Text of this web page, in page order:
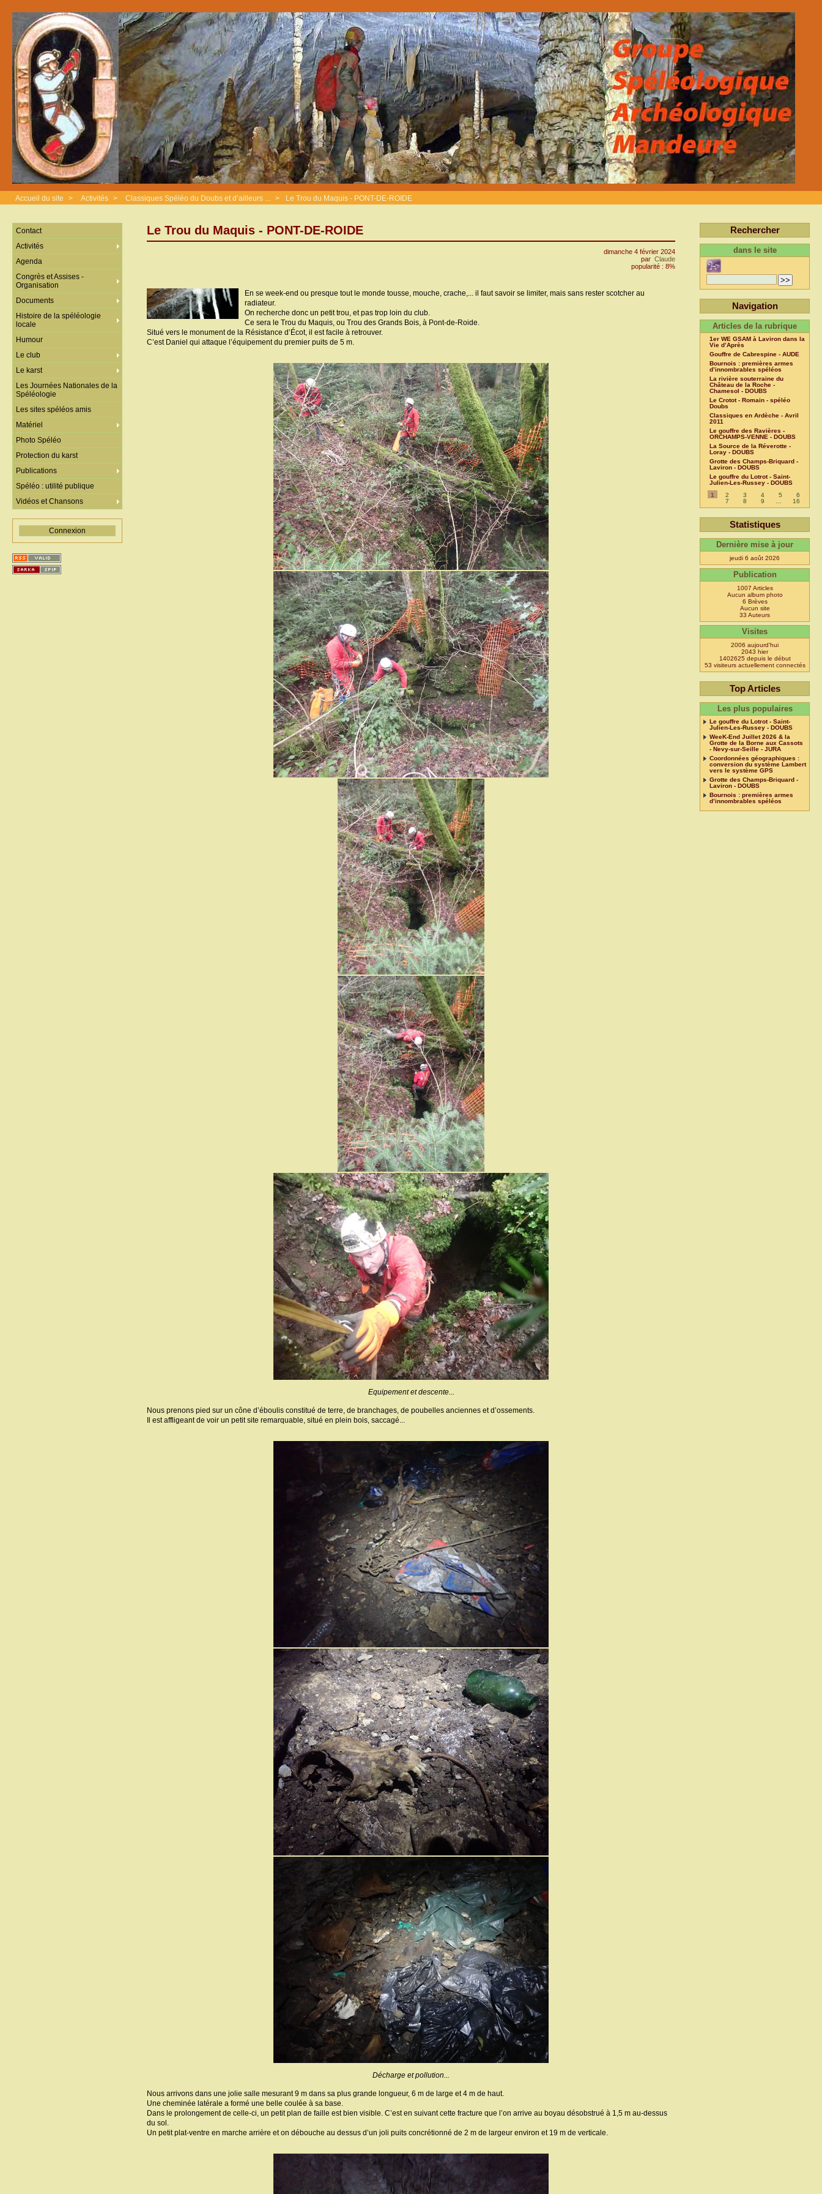
Accueil du site > Activités > Classiques Spéléo du Doubs et d’ailleurs ... > Le Trou du Maquis - PONT-DE-ROIDE
Le Trou du Maquis - PONT-DE-ROIDE
dimanche 4 février 2024
par Claude
popularité : 8%
En se week-end ou presque tout le monde tousse, mouche, crache,... il faut savoir se limiter, mais sans rester scotcher au
radiateur.
On recherche donc un petit trou, et pas trop loin du club.
Ce sera le Trou du Maquis, ou Trou des Grands Bois, à Pont-de-Roide.
Situé vers le monument de la Résistance d’Écot, il est facile à retrouver.
C’est Daniel qui attaque l’équipement du premier puits de 5 m.
Equipement et descente...
Nous prenons pied sur un cône d’éboulis constitué de terre, de branchages, de poubelles anciennes et d’ossements.
Il est affligeant de voir un petit site remarquable, situé en plein bois, saccagé...
Décharge et pollution...
Nous arrivons dans une jolie salle mesurant 9 m dans sa plus grande longueur, 6 m de large et 4 m de haut.
Une cheminée latérale a formé une belle coulée à sa base.
Dans le prolongement de celle-ci, un petit plan de faille est bien visible. C’est en suivant cette fracture que l’on arrive au boyau désobstrué à 1,5 m au-dessus
du sol.
Un petit plat-ventre en marche arrière et on débouche au dessus d’un joli puits concrétionné de 2 m de largeur environ et 19 m de verticale.
Contact
Activités
Agenda
Congrès et Assises -
Organisation
Documents
Histoire de la spéléologie
locale
Humour
Le club
Le karst
Les Journées Nationales de la
Spéléologie
Les sites spéléos amis
Matériel
Photo Spéléo
Protection du karst
Publications
Spéléo : utilité publique
Vidéos et Chansons
Connexion
Rechercher
dans le site
Navigation
Articles de la rubrique
1er WE GSAM à Laviron dans la
Vie d’Après
Gouffre de Cabrespine - AUDE
Bournois : premières armes
d’innombrables spéléos
La rivière souterraine du
Château de la Roche -
Chamesol - DOUBS
Le Crotot - Romain - spéléo
Doubs
Classiques en Ardèche - Avril
2011
Le gouffre des Ravières -
ORCHAMPS-VENNE - DOUBS
La Source de la Réverotte -
Loray - DOUBS
Grotte des Champs-Briquard -
Laviron - DOUBS
Le gouffre du Lotrot - Saint-
Julien-Les-Russey - DOUBS
1
2 3 4 5
6
7
8 9 16
Statistiques
Dernière mise à jour
jeudi 6 août 2026
Publication
1007 Articles
Aucun album photo
6 Brèves
Aucun site
33 Auteurs
Visites
2006 aujourd’hui
2043 hier
1402625 depuis le début
53 visiteurs actuellement connectés
Top Articles
Les plus populaires
Le gouffre du Lotrot - Saint-
Julien-Les-Russey - DOUBS
WeeK-End Juillet 2026 & la
Grotte de la Borne aux Cassots
- Nevy-sur-Seille - JURA
Coordonnées géographiques :
conversion du système Lambert
vers le système GPS
Grotte des Champs-Briquard -
Laviron - DOUBS
Bournois : premières armes
d’innombrables spéléos